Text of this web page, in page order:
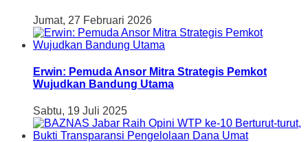
Jumat, 27 Februari 2026
Erwin: Pemuda Ansor Mitra Strategis Pemkot
Wujudkan Bandung Utama
Sabtu, 19 Juli 2025